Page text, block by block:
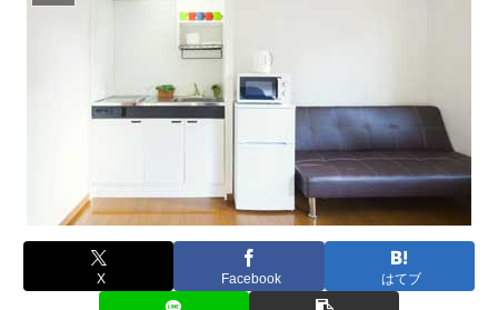
X Facebook はてブ